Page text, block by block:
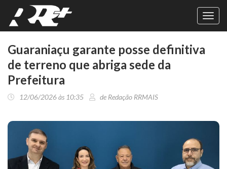
Guaraniaçu garante posse definitiva
de terreno que abriga sede da
Prefeitura
12/06/2026 às 10:35 de Redação RRMAIS